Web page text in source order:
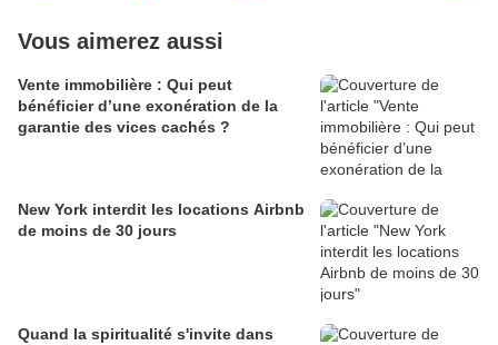
Vous aimerez aussi
Vente immobilière : Qui peut
bénéficier d’une exonération de la
garantie des vices cachés ?
New York interdit les locations Airbnb
de moins de 30 jours
Quand la spiritualité s'invite dans